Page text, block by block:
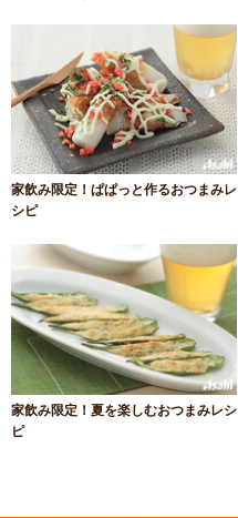
家飲み限定！ぱぱっと作るおつまみレ
シピ
家飲み限定！夏を楽しむおつまみレシ
ピ